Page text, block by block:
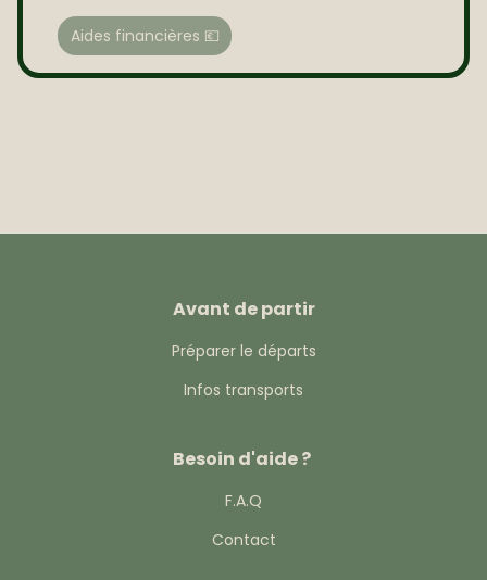
Aides financières 💶
Avant de partir
Préparer le départs
Infos transports
Besoin d'aide ?
F.A.Q
Contact